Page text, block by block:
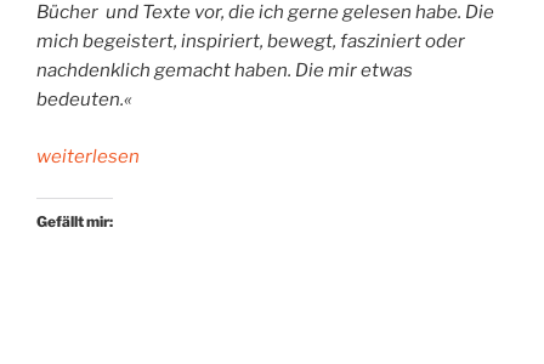
Bücher und Texte vor, die ich gerne gelesen habe. Die
mich begeistert, inspiriert, bewegt, fasziniert oder
nachdenklich gemacht haben. Die mir etwas
bedeuten.«
„Das
Jahr“
weiterlesen
Gefällt mir: